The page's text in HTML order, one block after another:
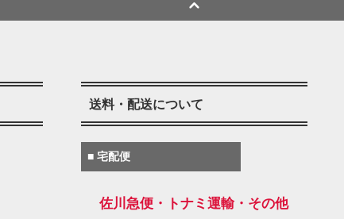
送料・配送について
■ 宅配便
佐川急便・トナミ運輸・その他